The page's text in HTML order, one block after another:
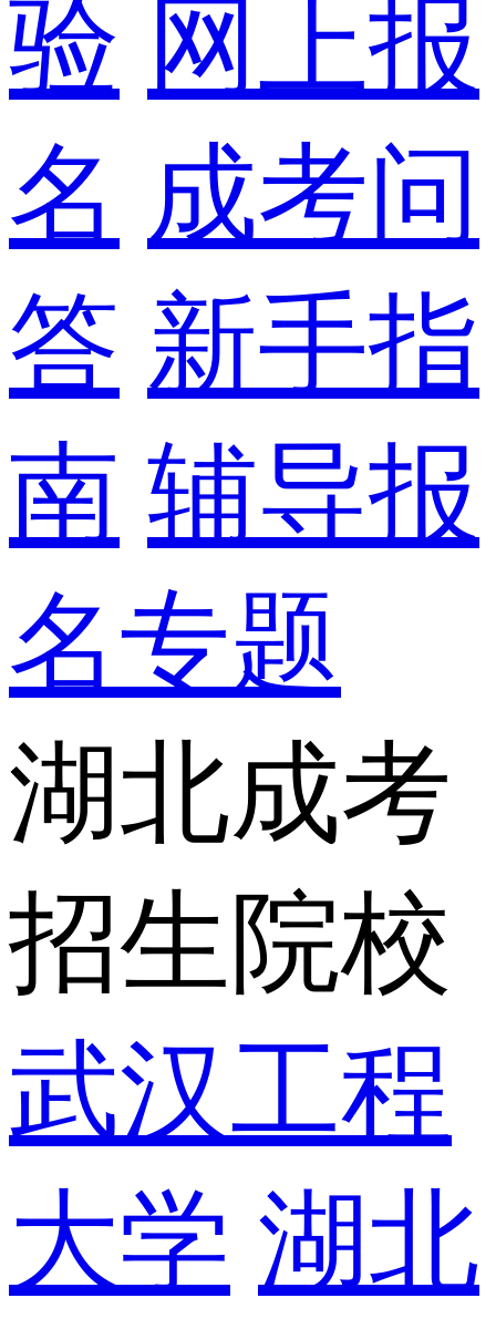
验 网上报
名 成考问
答 新手指
南 辅导报
名专题
湖北成考
招生院校
武汉工程
大学 湖北